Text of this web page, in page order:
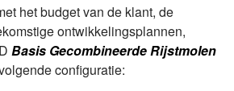
het budget van de klant, de
ontwikkelingsplannen,
Basis Gecombineerde Rijstmolen
configuratie: